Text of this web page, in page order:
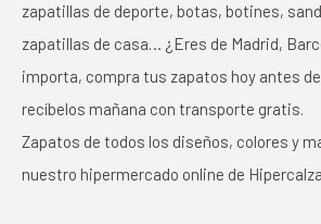
zapatillas de deporte, botas, botines,
zapatillas de casa… ¿Eres de Madrid,
importa, compra tus zapatos hoy antes
recíbelos mañana con transporte gratis.
Zapatos de todos los diseños, colores y
nuestro hipermercado online de